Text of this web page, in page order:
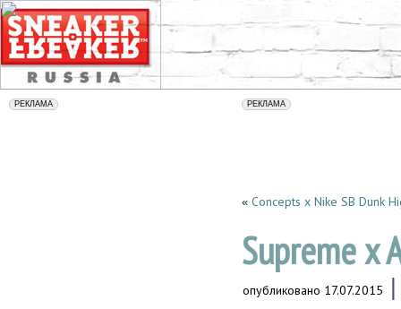
« Concepts х Nike SB Dunk
Supreme x
опубликовано 17.07.2015